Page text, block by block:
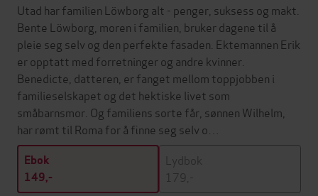
Utad har familien Löwborg alt - penger, suksess og makt.
Bente Löwborg, moren i familien, bruker dagene til å
pleie seg selv og den perfekte fasaden. Ektemannen Erik
er opptatt med forretninger og andre kvinner.
Benedicte, datteren, er fanget mellom toppjobben i
familieselskapet og det hektiske livet som
småbarnsmor. Og familiens sorte får, sønnen Wilhelm,
har rømt til Roma for å finne seg selv o…
Ebok
149,-
Lydbok
179,-